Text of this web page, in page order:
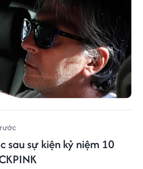
sau sự kiện kỷ niệm 10